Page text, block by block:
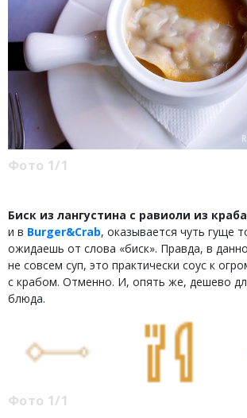
Фото 1/1
Биск из лангустина с равиоли из
и в Burger&Crab, оказывается чуть гуще
ожидаешь от слова «биск». Правда, в
не совсем суп, это практически соус к
с крабом. Отменно. И, опять же, дешево
блюда.
Фото 1/1